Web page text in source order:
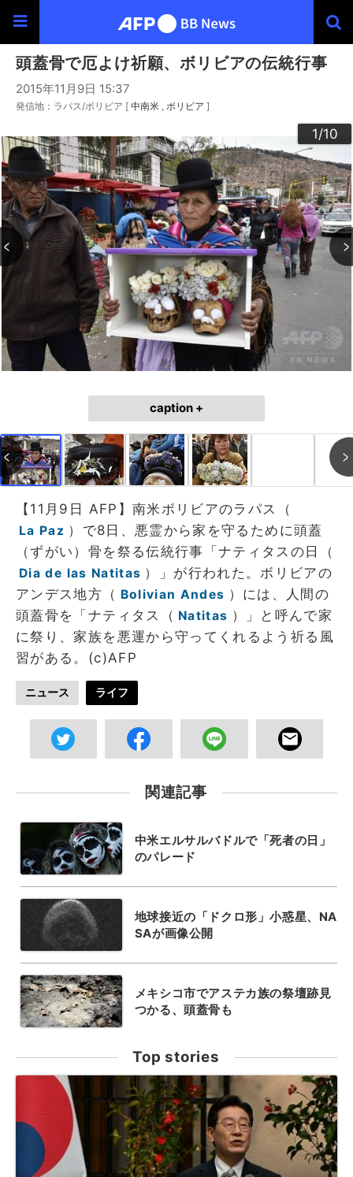
頭蓋骨で厄よけ祈願、ボリビアの伝統行事
2015年11月9日 15:37
発信地：ラパス/ボリビア [ 中南米 ボリビア ]
1/10
2/10
3/10
4/10
5/10
6/10
7/10
8/10
9/10
10/10
caption +
【11月9日 AFP】南米ボリビアのラパス（
La Paz ）で8日、悪霊から家を守るために頭蓋
（ずがい）骨を祭る伝統行事「ナティタスの日（
Dia de las Natitas ）」が行われた。ボリビアの
アンデス地方（ Bolivian Andes ）には、人間の
頭蓋骨を「ナティタス（ Natitas ）」と呼んで家
に祭り、家族を悪運から守ってくれるよう祈る風
習がある。(c)AFP
ニュース ライフ
関連記事
中米エルサルバドルで「死者の日」
のパレード
地球接近の「ドクロ形」小惑星、NA
SAが画像公開
メキシコ市でアステカ族の祭壇跡見
つかる、頭蓋骨も
Top stories